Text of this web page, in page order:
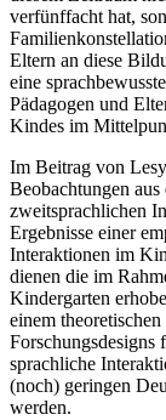
verfünffacht hat,
Eltern an diese
eine
Pädagogen und
Kindes im
Im Beitrag von
Beobachtungen
zweitsprachlichen
Ergebnisse einer
Interaktionen im
dienen die im
Kindergarten
einem
Forschungsdesigns
sprachliche
(noch) geringen
werden.